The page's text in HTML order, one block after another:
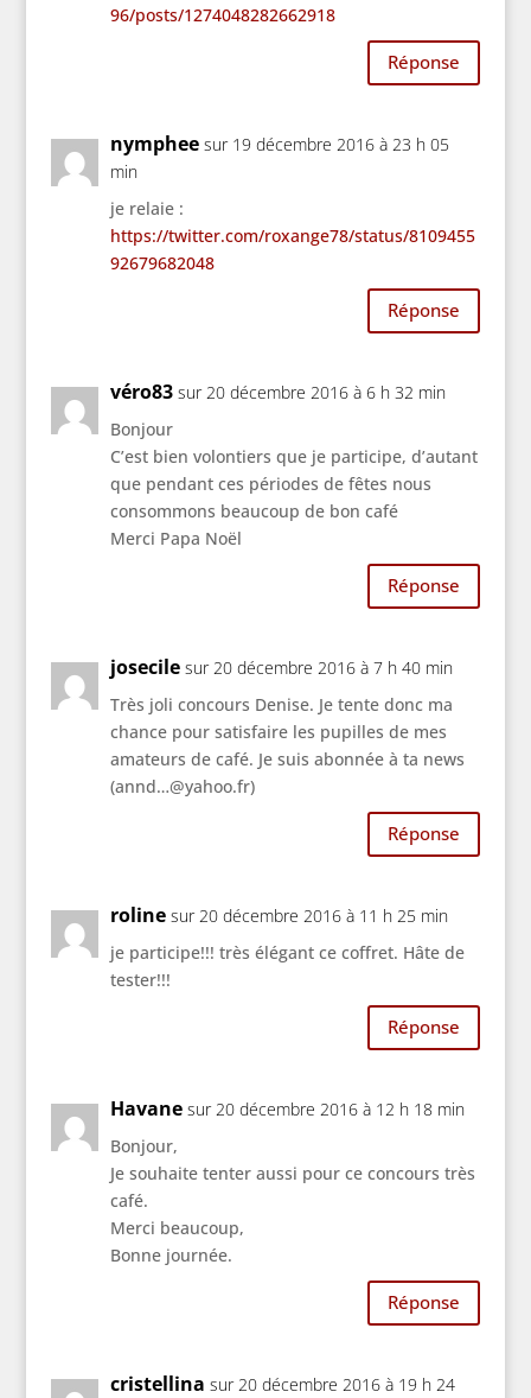
96/posts/1274048282662918
Réponse
nymphee sur 19 décembre 2016 à 23 h 05
min
je relaie :
https://twitter.com/roxange78/status/8109455
92679682048
Réponse
véro83 sur 20 décembre 2016 à 6 h 32 min
Bonjour
C’est bien volontiers que je participe, d’autant
que pendant ces périodes de fêtes nous
consommons beaucoup de bon café
Merci Papa Noël
Réponse
josecile sur 20 décembre 2016 à 7 h 40 min
Très joli concours Denise. Je tente donc ma
chance pour satisfaire les pupilles de mes
amateurs de café. Je suis abonnée à ta news
(annd…@yahoo.fr)
Réponse
roline sur 20 décembre 2016 à 11 h 25 min
je participe!!! très élégant ce coffret. Hâte de
tester!!!
Réponse
Havane sur 20 décembre 2016 à 12 h 18 min
Bonjour,
Je souhaite tenter aussi pour ce concours très
café.
Merci beaucoup,
Bonne journée.
Réponse
cristellina sur 20 décembre 2016 à 19 h 24